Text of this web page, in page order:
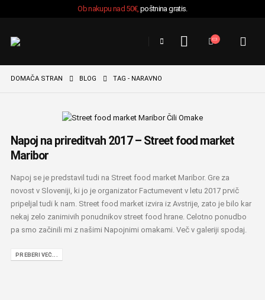
Ob nakupu nad 50€,poštnina gratis.
DOMAČA STRAN BLOG TAG - NARAVNO
Napoj na prireditvah 2017 – Street food market
Maribor
Napoj se je predstavil tudi na Street food market Maribor. Gre za
novost v Sloveniji, ki jo je organizator Factumevent v letu 2017 prvič
pripeljal tudi k nam. Street food market izvira iz Avstrije, zato je bilo kar
nekaj zelo zanimivih ponudnikov street food hrane. Celotno ponudbo
pa smo začinili mi z našimi Napojnimi omakami. Več v galeriji spodaj.
PREBERI VEČ...